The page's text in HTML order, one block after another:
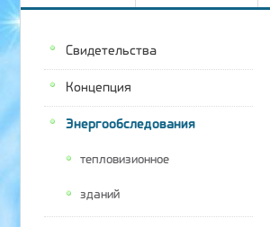
Свидетельства
Концепция
Энергообследования
тепловизионное
зданий